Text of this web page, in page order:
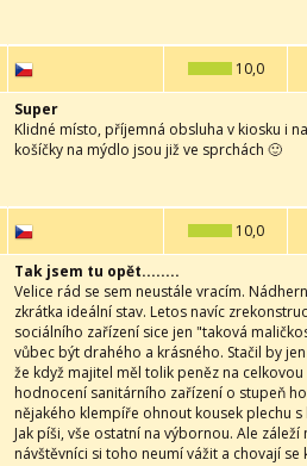
10,0
Super
Klidné místo, příjemná obsluha v kiosku i
košíčky na mýdlo jsou již ve sprchách 🙂
10,0
Tak jsem tu opět........
Velice rád se sem neustále vracím.
zkrátka ideální stav. Letos navíc
sociálního zařízení sice jen "taková
vůbec být drahého a krásného. Stačil by
že když majitel měl tolik peněz na
hodnocení sanitárního zařízení o stupeň
nějakého klempíře ohnout kousek plechu
Jak píši, vše ostatní na výbornou. Ale
návštěvníci si toho neumí vážit a chovají